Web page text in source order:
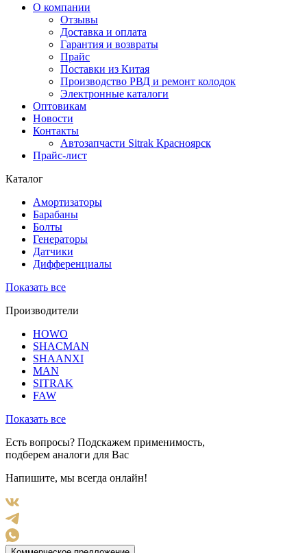
О компании
Отзывы
Доставка и оплата
Гарантия и возвраты
Прайс
Поставки из Китая
Производство РВД и ремонт колодок
Электронные каталоги
Оптовикам
Новости
Контакты
Автозапчасти Sitrak Красноярск
Прайс-лист
Каталог
Амортизаторы
Барабаны
Болты
Генераторы
Датчики
Дифференциалы
Показать все
Производители
HOWO
SHACMAN
SHAANXI
MAN
SITRAK
FAW
Показать все
Есть вопросы? Подскажем применимость,
подберем аналоги для Вас
Напишите, мы всегда онлайн!